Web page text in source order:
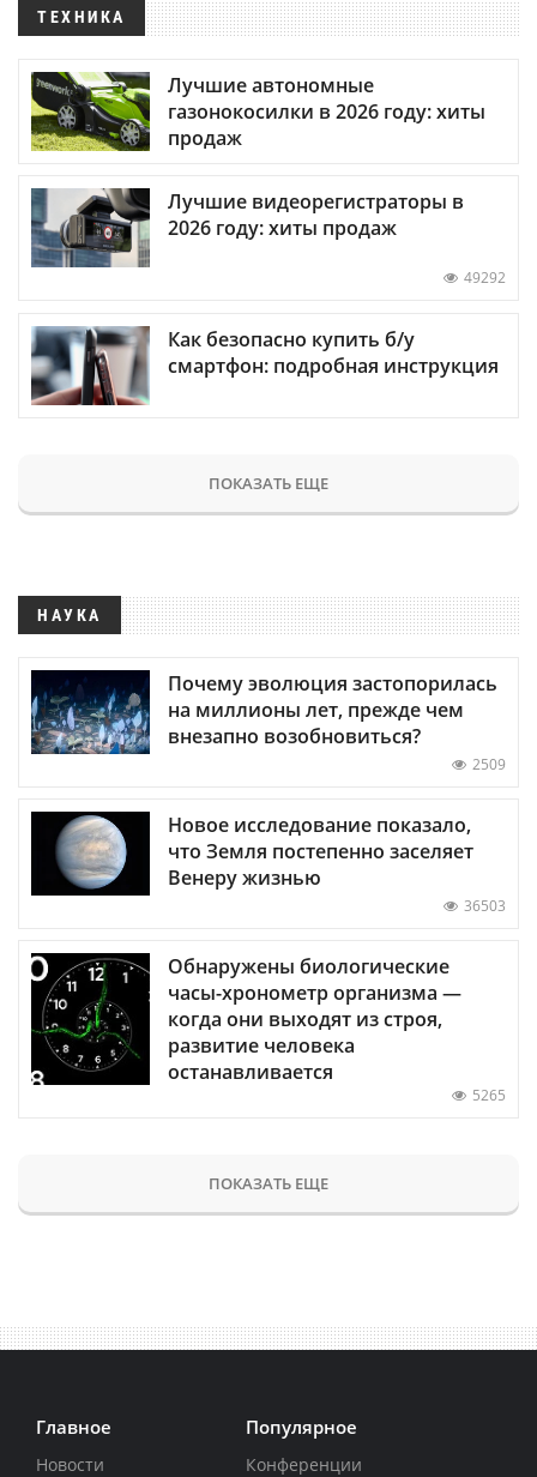
ТЕХНИКА
Лучшие автономные
газонокосилки в 2026 году: хиты
продаж
Лучшие видеорегистраторы в
2026 году: хиты продаж
49292
Как безопасно купить б/у
смартфон: подробная инструкция
ПОКАЗАТЬ ЕЩЕ
НАУКА
Почему эволюция застопорилась
на миллионы лет, прежде чем
внезапно возобновиться?
2509
Новое исследование показало,
что Земля постепенно заселяет
Венеру жизнью
36503
Обнаружены биологические
часы-хронометр организма —
когда они выходят из строя,
развитие человека
останавливается
5265
ПОКАЗАТЬ ЕЩЕ
Главное
Новости
Популярное
Конференции